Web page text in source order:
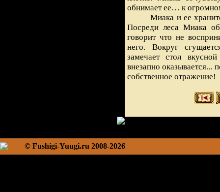
обнимает ее… к
Миака и ее
Посреди леса Миака
говорит что не
него. Вокруг
замечает стол
внезапно оказывается...
собственное отражение!
© Fushigi-Yuugi.ru 2008-2026